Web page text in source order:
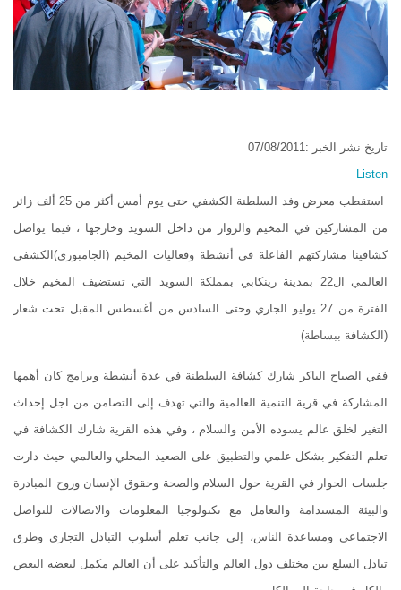
تاريخ نشر الخبر :07/08/2011
Listen
استقطب معرض وفد السلطنة الكشفي حتى يوم أمس أكثر من 25 ألف زائر
من المشاركين في المخيم والزوار من داخل السويد وخارجها ، فيما يواصل
كشافينا مشاركتهم الفاعلة في أنشطة وفعاليات المخيم (الجامبوري)الكشفي
العالمي ال22 بمدينة رينكابي بمملكة السويد التي تستضيف المخيم خلال
الفترة من 27 يوليو الجاري وحتى السادس من أغسطس المقبل تحت شعار
(الكشافة ببساطة)
ففي الصباح الباكر شارك كشافة السلطنة في عدة أنشطة وبرامج كان أهمها
المشاركة في قرية التنمية العالمية والتي تهدف إلى التضامن من اجل إحداث
التغير لخلق عالم يسوده الأمن والسلام ، وفي هذه القرية شارك الكشافة في
تعلم التفكير بشكل علمي والتطبيق على الصعيد المحلي والعالمي حيث دارت
جلسات الحوار في القرية حول السلام والصحة وحقوق الإنسان وروح المبادرة
والبيئة المستدامة والتعامل مع تكنولوجيا المعلومات والاتصالات للتواصل
الاجتماعي ومساعدة الناس، إلى جانب تعلم أسلوب التبادل التجاري وطرق
تبادل السلع بين مختلف دول العالم والتأكيد على أن العالم مكمل لبعضه البعض